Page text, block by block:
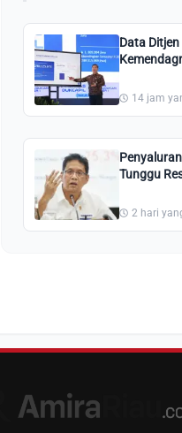
Data Ditjen
14 jam
Tunggu
Sudah Ada
2 hari